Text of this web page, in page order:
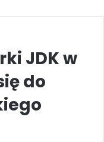
JDK w
do